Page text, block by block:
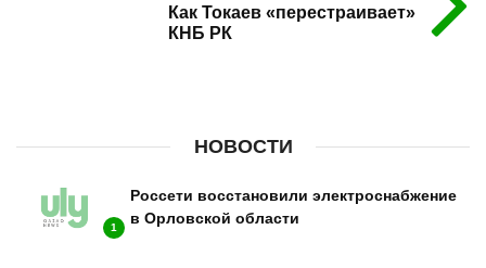
Как Токаев «перестраивает»
КНБ РК
НОВОСТИ
1
Россети восстановили электроснабжение
в Орловской области